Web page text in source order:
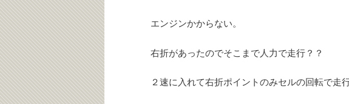
エンジンかからない。
右折があったのでそこまで人力で走行？？
２速に入れて右折ポイントのみセルの回転で走行